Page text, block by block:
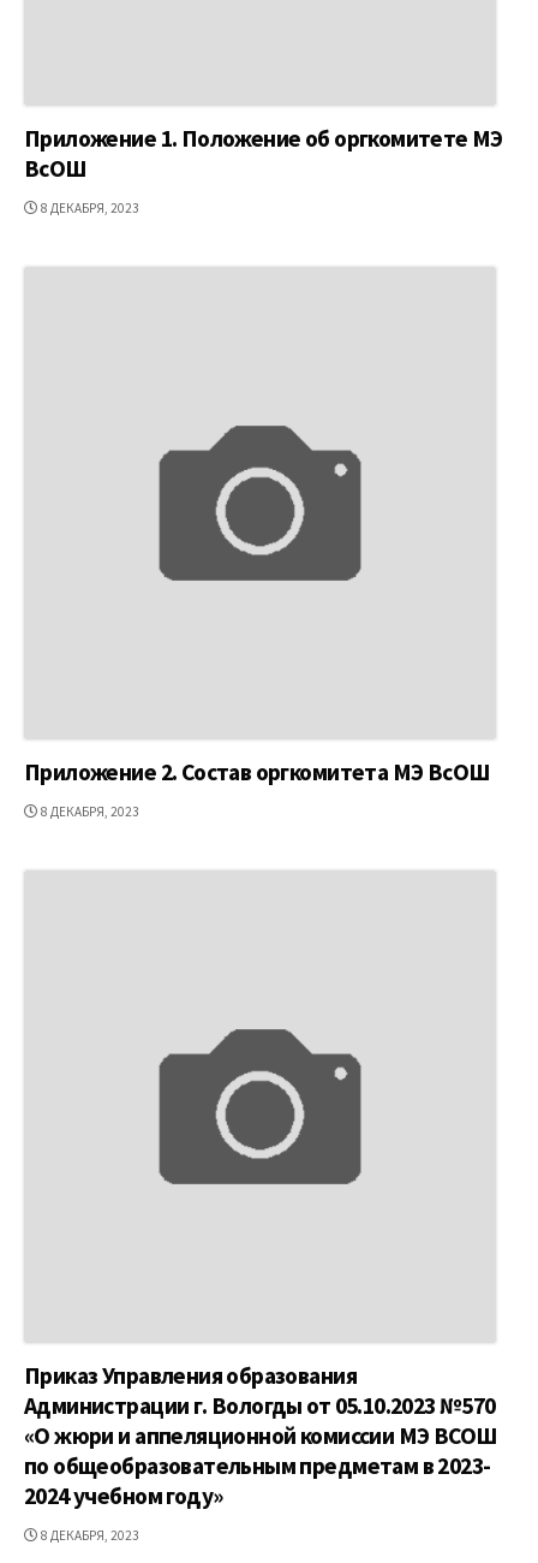
Приложение 1. Положение об оргкомитете МЭ
ВсОШ
ДАТА
8 ДЕКАБРЯ, 2023
Приложение 2. Состав оргкомитета МЭ ВсОШ
ДАТА
8 ДЕКАБРЯ, 2023
Приказ Управления образования
Администрации г. Вологды от 05.10.2023 №570
«О жюри и аппеляционной комиссии МЭ ВСОШ
по общеобразовательным предметам в 2023-
2024 учебном году»
ДАТА
8 ДЕКАБРЯ, 2023